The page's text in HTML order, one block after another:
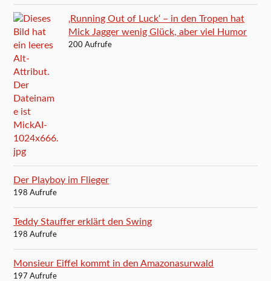
‚Running Out of Luck‘ – in den Tropen hat
Mick Jagger wenig Glück, aber viel Humor
200 Aufrufe
Der Playboy im Flieger
198 Aufrufe
Teddy Stauffer erklärt den Swing
198 Aufrufe
Monsieur Eiffel kommt in den Amazonasurwald
197 Aufrufe